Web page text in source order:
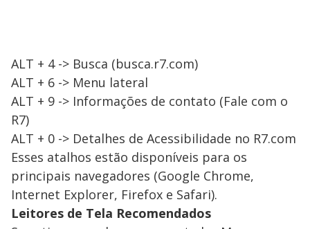
ALT + 4 -> Busca (busca.r7.com)
ALT + 6 -> Menu lateral
ALT + 9 -> Informações de contato (Fale com o
R7)
ALT + 0 -> Detalhes de Acessibilidade no R7.com
Esses atalhos estão disponíveis para os
principais navegadores (Google Chrome,
Internet Explorer, Firefox e Safari).
Leitores de Tela Recomendados